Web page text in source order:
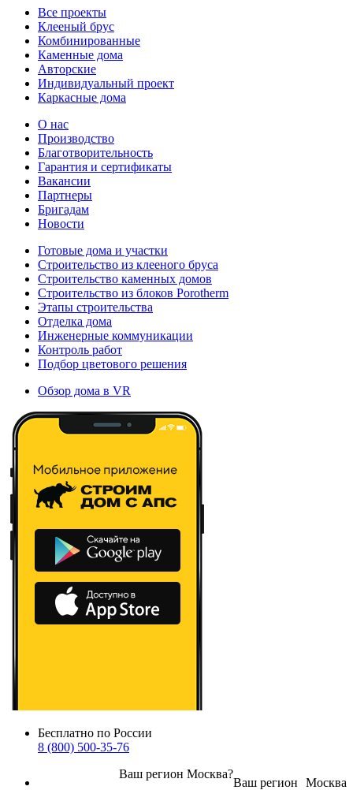
Все проекты
Клееный брус
Комбинированные
Каменные дома
Авторские
Индивидуальный проект
Каркасные дома
О нас
Производство
Благотворительность
Гарантия и сертификаты
Вакансии
Партнеры
Бригадам
Новости
Готовые дома и участки
Строительство из клееного бруса
Строительство каменных домов
Строительство из блоков Porotherm
Этапы строительства
Отделка дома
Инженерные коммуникации
Контроль работ
Подбор цветового решения
Обзор дома в VR
Бесплатно по России
8 (800) 500-35-76
Москва
Ваш регион
Ваш регион Москва?